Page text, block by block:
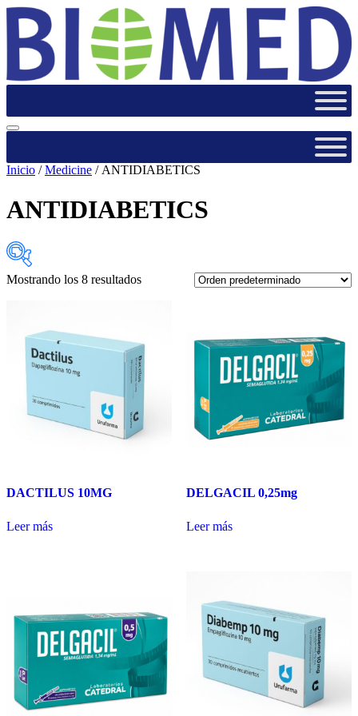
Inicio /Medicine / ANTIDIABETICS
ANTIDIABETICS
Select Active Ingredients
Mostrando los 8 resultados
DACTILUS 10MG
Leer más
DELGACIL 0,25mg
Leer más